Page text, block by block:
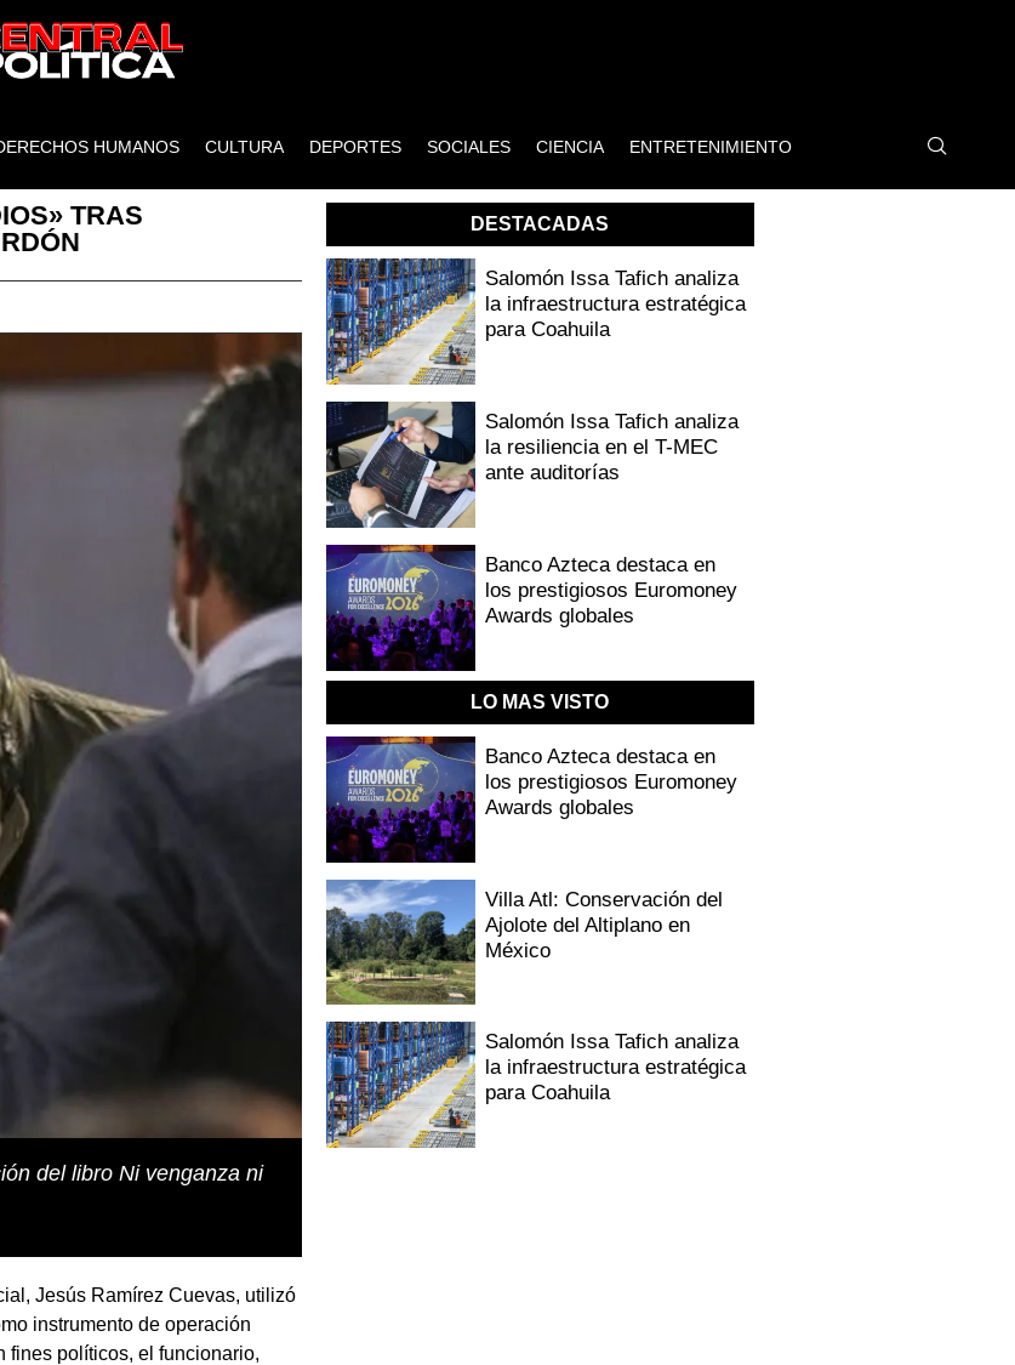
HUMANOS CULTURA DEPORTES SOCIALES CIENCIA ENTRETENIMIENTO
TRAS
del libro Ni venganza ni
Jesús Ramírez Cuevas, utilizó
instrumento de operación
fines políticos, el funcionario,
DESTACADAS
Salomón Issa Tafich analiza
la infraestructura estratégica
para Coahuila
Salomón Issa Tafich analiza
la resiliencia en el T-MEC
ante auditorías
Banco Azteca destaca en
los prestigiosos Euromoney
Awards globales
LO MAS VISTO
Banco Azteca destaca en
los prestigiosos Euromoney
Awards globales
Villa Atl: Conservación del
Ajolote del Altiplano en
México
Salomón Issa Tafich analiza
la infraestructura estratégica
para Coahuila